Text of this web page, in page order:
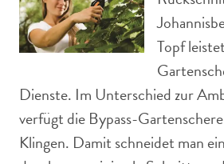
Topf
Dienste. Im Unterschied zur
verfügt die Bypass-
Klingen. Damit schneidet man